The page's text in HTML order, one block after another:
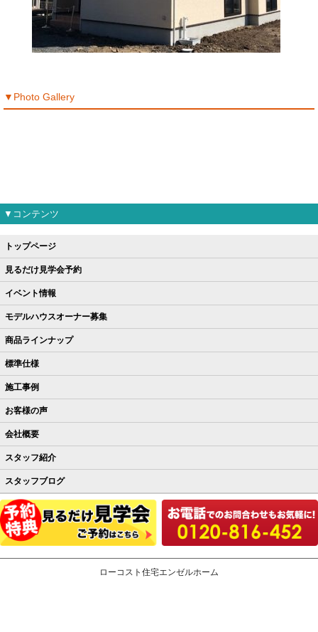
▼Photo Gallery
▼コンテンツ
トップページ
見るだけ見学会予約
イベント情報
モデルハウスオーナー募集
商品ラインナップ
標準仕様
施工事例
お客様の声
会社概要
スタッフ紹介
スタッフブログ
ローコスト住宅エンゼルホーム